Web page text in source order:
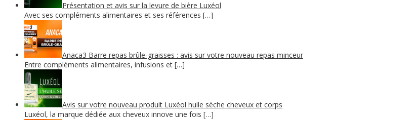
Présentation et avis sur la levure de bière Luxéol
Avec ses compléments alimentaires et ses références […]
Anaca3 Barre repas brûle-graisses : avis sur votre nouveau repas minceur
Entre compléments alimentaires, infusions et […]
Avis sur votre nouveau produit Luxéol huile sèche cheveux et corps
Luxéol, la marque dédiée aux cheveux innove une fois […]